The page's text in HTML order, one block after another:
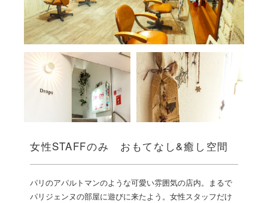
女性STAFFのみ おもてなし&癒し空間
パリのアパルトマンのような可愛い雰囲気の店内。まるで
パリジェンヌの部屋に遊びに来たよう。女性スタッフだけ